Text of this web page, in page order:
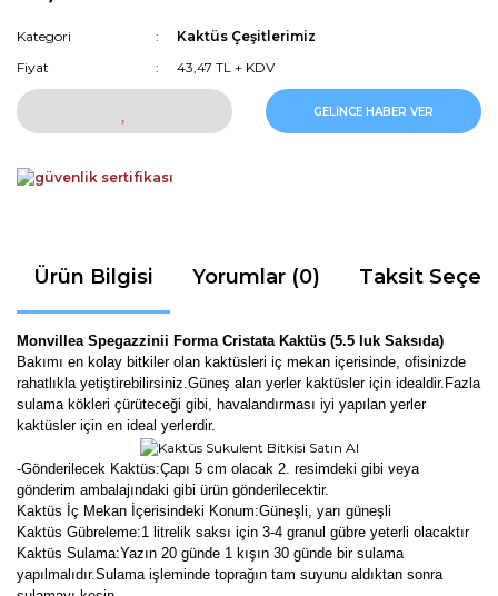
Kategori
Kaktüs Çeşitlerimiz
Fiyat
43,47 TL + KDV
GELİNCE HABER VER
Ürün Bilgisi Yorumlar (0) Taksit
Monvillea Spegazzinii Forma Cristata Kaktüs (5.5 luk Saksıda)
Bakımı en kolay bitkiler olan kaktüsleri iç mekan içerisinde, ofisinizde
rahatlıkla yetiştirebilirsiniz.Güneş alan yerler kaktüsler için idealdir.Fazla
sulama kökleri çürüteceği gibi, havalandırması iyi yapılan yerler
kaktüsler için en ideal yerlerdir.
-Gönderilecek Kaktüs:Çapı 5 cm olacak 2. resimdeki gibi veya
gönderim ambalajındaki gibi ürün gönderilecektir.
Kaktüs İç Mekan İçerisindeki Konum:Güneşli, yarı güneşli
Kaktüs Gübreleme:1 litrelik saksı için 3-4 granul gübre yeterli olacaktır
Kaktüs Sulama:Yazın 20 günde 1 kışın 30 günde bir sulama
yapılmalıdır.Sulama işleminde toprağın tam suyunu aldıktan sonra